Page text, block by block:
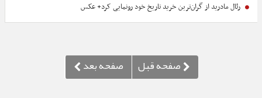
رئال مادرید از گران‌ترین خرید تاریخ خود رونمایی کرد+ عکس